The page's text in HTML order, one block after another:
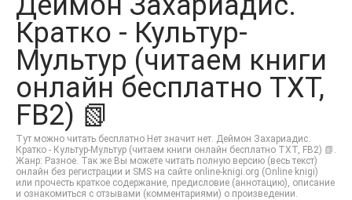
Кратко - Культур-
Мультур (читаем книги
онлайн бесплатно TXT,
FB2) 📗
Тут можно читать бесплатно Нет значит нет. Деймон Захариадис.
Кратко - Культур-Мультур (читаем книги онлайн бесплатно TXT, FB2) 📗.
Жанр: Разное. Так же Вы можете читать полную версию (весь текст)
онлайн без регистрации и SMS на сайте online-knigi.org (Online knigi)
или прочесть краткое содержание, предисловие (аннотацию), описание
и ознакомиться с отзывами (комментариями) о произведении.